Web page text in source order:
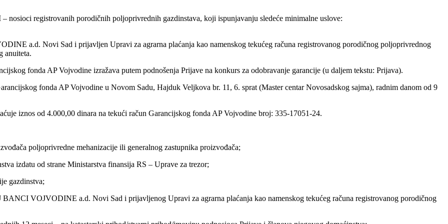
registrovanih porodičnih poljoprivrednih gazdinstava, koji ispunjavanju sledeće minimalne uslove:
a.d. Novi Sad i prijavljen Upravi za agrarna plaćanja kao namenskog tekućeg računa registrovanog porodičnog poljoprivrednog
anuiteta.
fonda AP Vojvodine izražava putem podnošenja Prijave na konkurs za odobravanje garancije (u daljem tekstu: Prijava).
fonda AP Vojvodine u Novom Sadu, Hajduk Veljkova br. 11, 6. sprat (Master centar Novosadskog sajma), radnim danom od 9
iznos od 4.000,00 dinara na tekući račun Garancijskog fonda AP Vojvodine broj: 335-17051-24.
poljoprivredne mehanizacije ili generalnog zastupnika proizvođača;
izdatu od strane Ministarstva finansija RS – Uprave za trezor;
gazdinstva;
VOJVODINE a.d. Novi Sad i prijavljenog Upravi za agrarna plaćanja kao namenskog tekućeg računa registrovanog porodičnog